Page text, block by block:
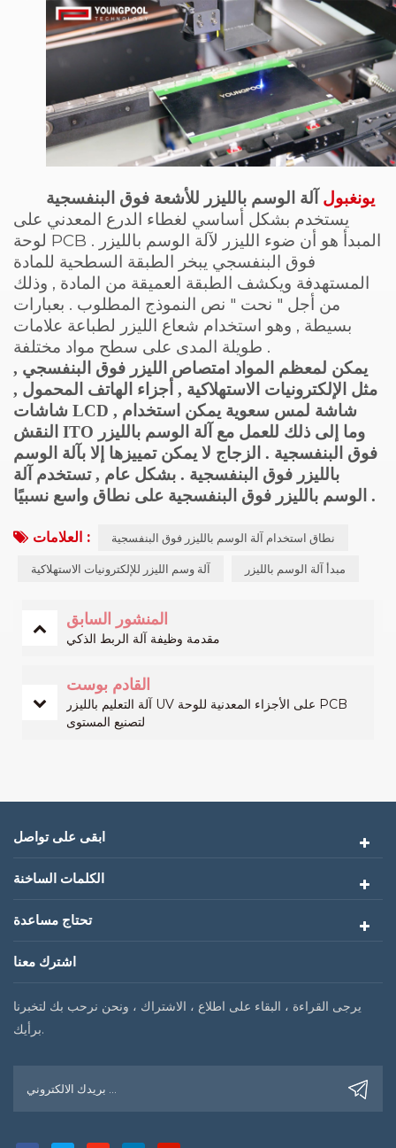
يونغبول آلة الوسم بالليزر للأشعة فوق البنفسجية
يستخدم بشكل أساسي لغطاء الدرع المعدني على
لوحة PCB . المبدأ هو أن ضوء الليزر لآلة الوسم بالليزر
فوق البنفسجي يبخر الطبقة السطحية للمادة
المستهدفة ويكشف الطبقة العميقة من المادة , وذلك
من أجل " نحت " نص النموذج المطلوب . بعبارات
بسيطة , وهو استخدام شعاع الليزر لطباعة علامات
طويلة المدى على سطح مواد مختلفة .
يمكن لمعظم المواد امتصاص الليزر فوق البنفسجي ,
مثل الإلكترونيات الاستهلاكية , أجزاء الهاتف المحمول ,
شاشات LCD , شاشة لمس سعوية يمكن استخدام
النقش ITO وما إلى ذلك للعمل مع آلة الوسم بالليزر
فوق البنفسجية . الزجاج لا يمكن تمييزها إلا بآلة الوسم
بالليزر فوق البنفسجية . بشكل عام , تستخدم آلة
الوسم بالليزر فوق البنفسجية على نطاق واسع نسبيًا .
العلامات : نطاق استخدام آلة الوسم بالليزر فوق البنفسجية
آلة وسم الليزر للإلكترونيات الاستهلاكية مبدأ آلة الوسم بالليزر
المنشور السابق
مقدمة وظيفة آلة الربط الذكي
القادم بوست
آلة التعليم بالليزر UV على الأجزاء المعدنية للوحة PCB
لتصنيع المستوى
ابقى على تواصل
الكلمات الساخنة
تحتاج مساعدة
اشترك معنا
يرجى القراءة ، البقاء على اطلاع ، الاشتراك ، ونحن نرحب بك لتخبرنا
برأيك.